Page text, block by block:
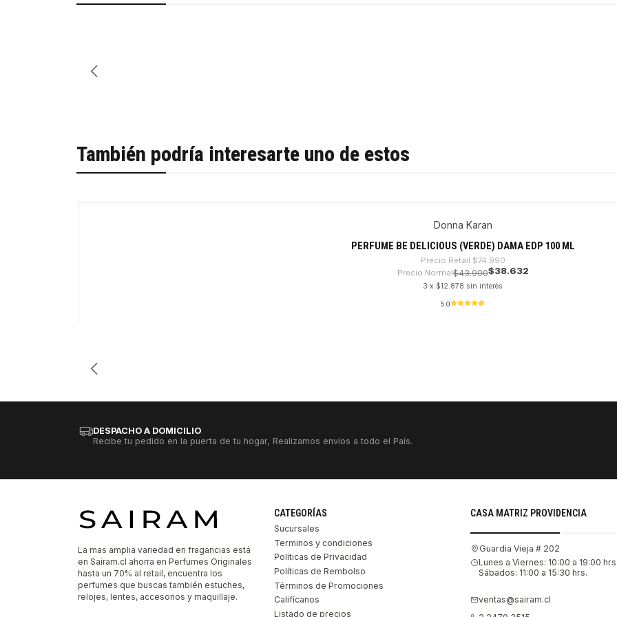
También podría interesarte uno de estos
Donna Karan
PERFUME BE DELICIOUS (VERDE) DAMA EDP 100 ML
Precio Retail $74.990
Precio Normal$43.900$38.632
3 x $12.878 sin interés
5.0
DESPACHO A DOMICILIO
Recibe tu pedido en la puerta de tu hogar, Realizamos envíos a todo el País.
La mas amplia variedad en fragancias está
en Sairam.cl ahorra en Perfumes Originales
hasta un 70% al retail, encuentra los
perfumes que buscas también estuches,
relojes, lentes, accesorios y maquillaje.
CATEGORÍAS
Sucursales
Terminos y condiciones
Políticas de Privacidad
Políticas de Rembolso
Términos de Promociones
Califícanos
Listado de precios
CASA MATRIZ PROVIDENCIA
Guardia Vieja # 202
Lunes a Viernes: 10:00 a 19:00
Sábados: 11:00 a 15:30 hrs.
ventas@sairam.cl